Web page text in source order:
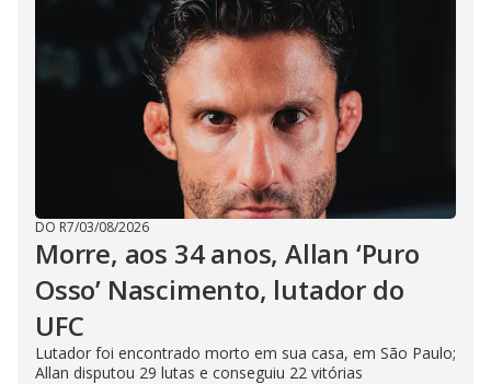
DO R7/03/08/2026
Morre, aos 34 anos, Allan ‘Puro
Osso’ Nascimento, lutador do
UFC
Lutador foi encontrado morto em sua casa, em São Paulo;
Allan disputou 29 lutas e conseguiu 22 vitórias